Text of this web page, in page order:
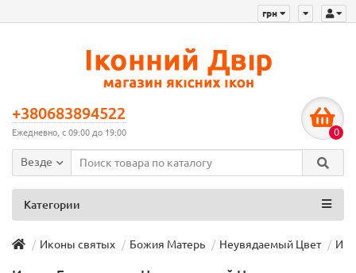
грн
+380683894522
Ежедневно, с 09:00 до 19:00 0
Везде
Категории
Иконы святых Божия Матерь Неувядаемый Цвет